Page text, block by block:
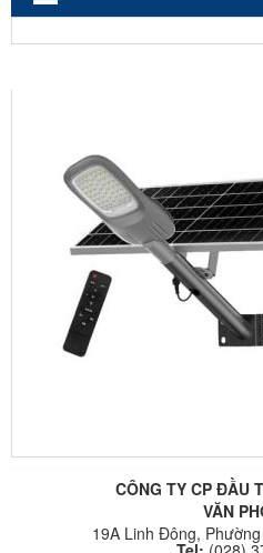
CÔNG TY CP ĐẦU
VĂN
19A Linh Đông,